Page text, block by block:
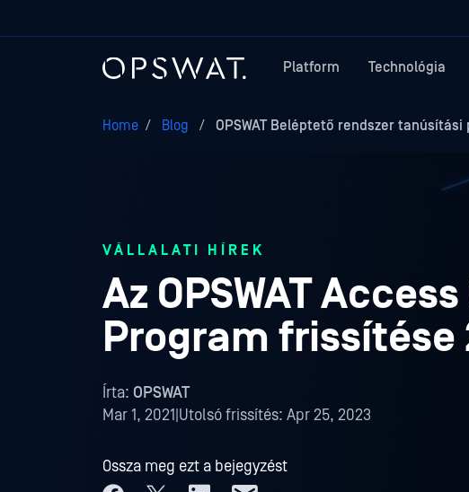
Platform Technológia
Home / Blog / OPSWAT Beléptető rendszer
VÁLLALATI HÍREK
Az OPSWAT
Program frissítése
Írta: OPSWAT
Mar 1, 2021 Utolsó frissítés: Apr 25, 2023
Ossza meg ezt a bejegyzést